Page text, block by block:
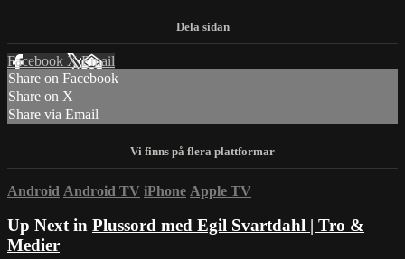
Facebook XEmail
Share on Facebook
Share on X
Share via Email
Android Android TV iPhone Apple TV
Up Next in Plussord med Egil Svartdahl | Tro &
Medier